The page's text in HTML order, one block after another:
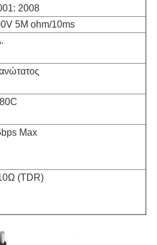
2008
5M ohm/10ms
Max
(TDR)